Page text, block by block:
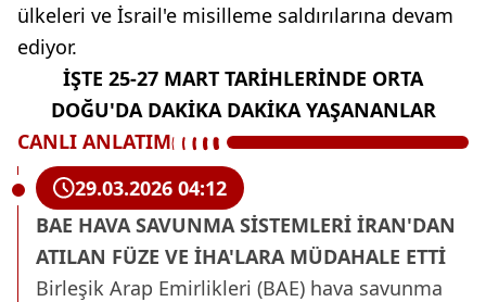
ülkeleri ve İsrail'e misilleme saldırılarına devam
ediyor.
İŞTE 25-27 MART TARİHLERİNDE ORTA
DOĞU'DA DAKİKA DAKİKA YAŞANANLAR
CANLI ANLATIM
29.03.2026 04:12
BAE HAVA SAVUNMA SİSTEMLERİ İRAN'DAN
ATILAN FÜZE VE İHA'LARA MÜDAHALE ETTİ
Birleşik Arap Emirlikleri (BAE) hava savunma